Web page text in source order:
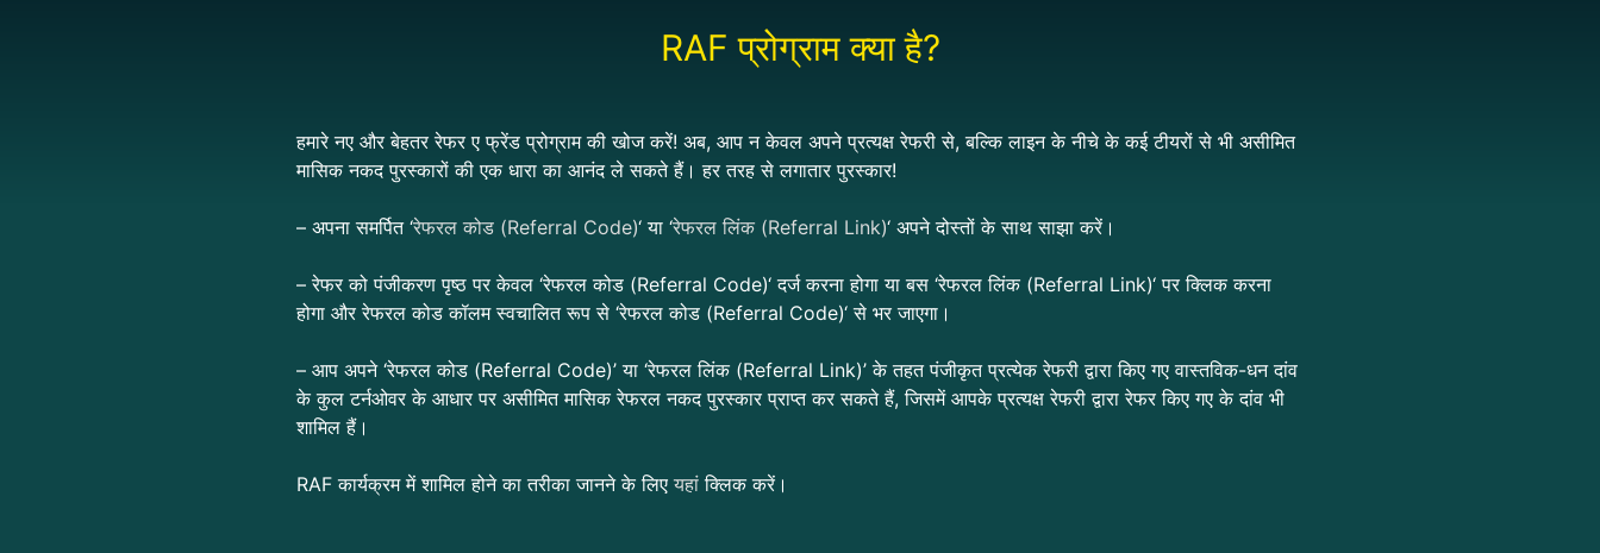
RAF प्रोग्राम क्या है?
हमारे नए और बेहतर रेफर ए फ्रेंड प्रोग्राम की खोज करें! अब, आप न केवल अपने प्रत्यक्ष रेफरी से, बल्कि लाइन के नीचे के कई टीयरों से भी असीमित
मासिक नकद पुरस्कारों की एक धारा का आनंद ले सकते हैं। हर तरह से लगातार पुरस्कार!
– अपना समर्पित ‘रेफरल कोड (Referral Code)‘ या ‘रेफरल लिंक (Referral Link)‘ अपने दोस्तों के साथ साझा करें।
– रेफर को पंजीकरण पृष्ठ पर केवल ‘रेफरल कोड (Referral Code)‘ दर्ज करना होगा या बस ‘रेफरल लिंक (Referral Link)‘ पर क्लिक करना
होगा और रेफरल कोड कॉलम स्वचालित रूप से ‘रेफरल कोड (Referral Code)‘ से भर जाएगा।
– आप अपने ‘रेफरल कोड (Referral Code)’ या ‘रेफरल लिंक (Referral Link)’ के तहत पंजीकृत प्रत्येक रेफरी द्वारा किए गए वास्तविक-धनदांव
के कुलटर्नओवरके आधार पर असीमित मासिक रेफरल नकद पुरस्कार प्राप्त कर सकते हैं, जिसमें आपके प्रत्यक्ष रेफरी द्वारा रेफर किए गएकेदांव भी
शामिल हैं।
RAF कार्यक्रम में शामिल होने का तरीका जानने के लिएयहांक्लिक करें।